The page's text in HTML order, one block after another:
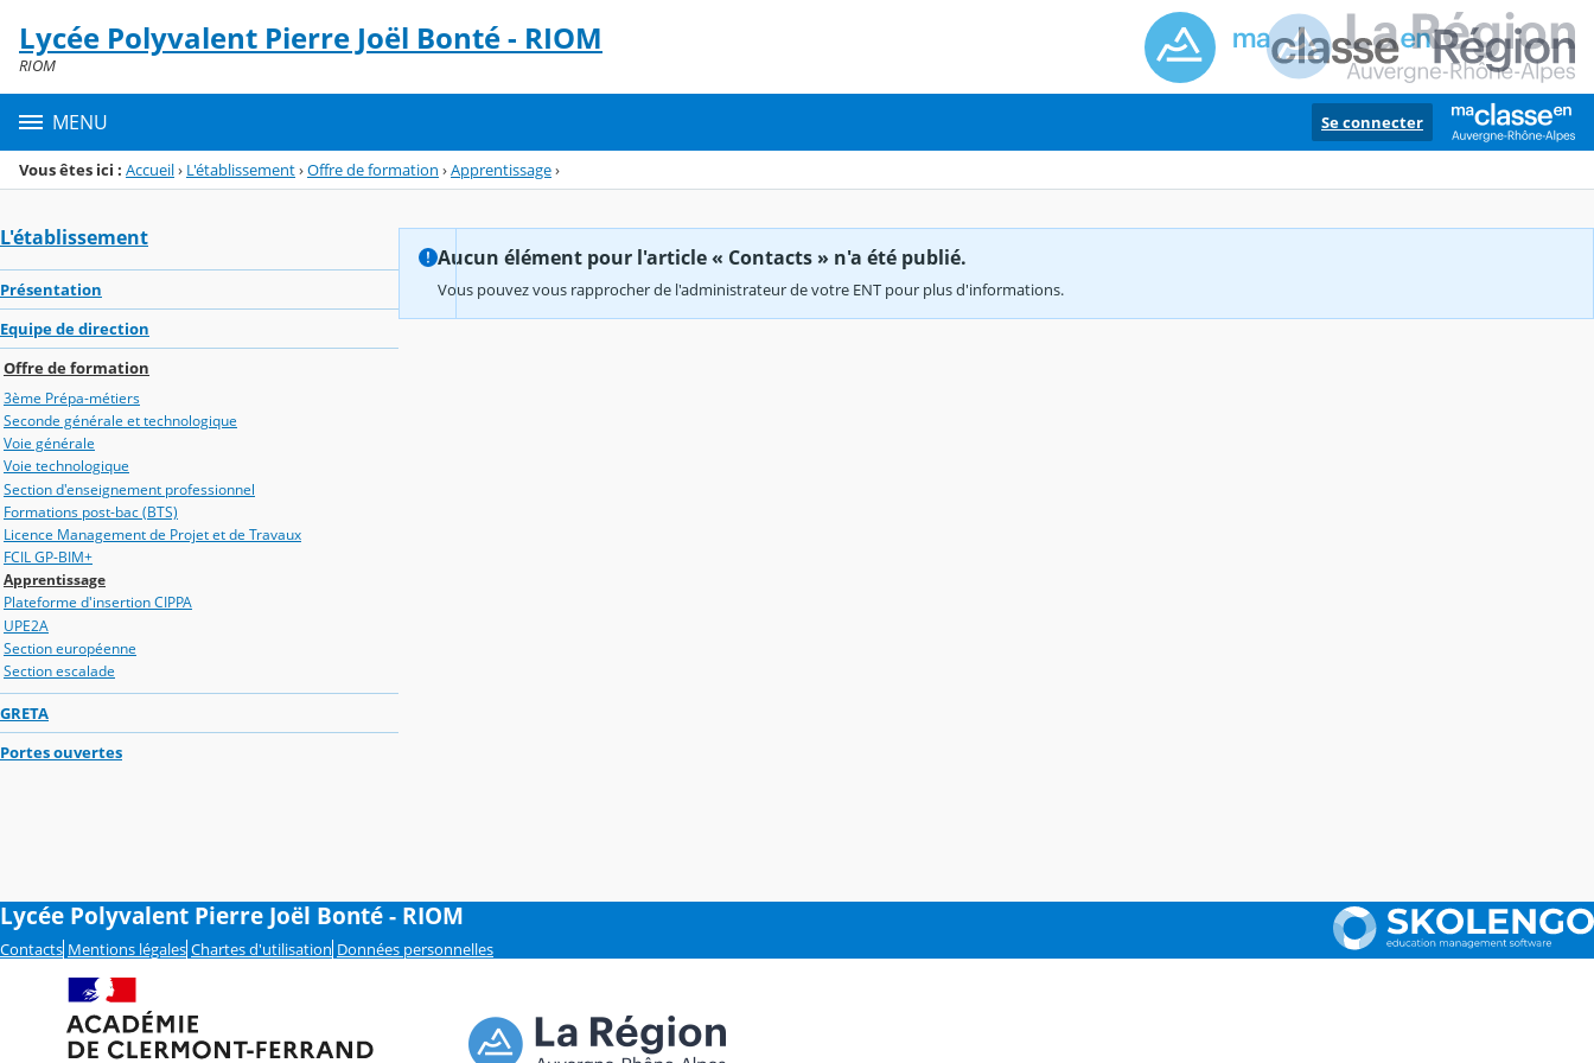
Menu de la rubrique
Contenu
Lycée Polyvalent Pierre Joël Bonté - RIOM
RIOM
MENU Se connecter
Vous êtes ici : Accueil› L'établissement›Offre de formation ›Apprentissage›
L'établissement
Présentation
Equipe de direction
Offre de formation
3ème Prépa-métiers
Seconde générale et technologique
Voie générale
Voie technologique
Section d'enseignement professionnel
Formations post-bac (BTS)
Licence Management de Projet et de Travaux
FCIL GP-BIM+
Apprentissage
Plateforme d'insertion CIPPA
UPE2A
Section européenne
Section escalade
GRETA
Portes ouvertes
Aucun élément pour l'article « Contacts » n'a été publié.
Vous pouvez vous rapprocher de l'administrateur de votre ENT pour plus d'informations.
Lycée Polyvalent Pierre Joël Bonté - RIOM
Contacts Mentions légales Chartes d'utilisation Données personnelles